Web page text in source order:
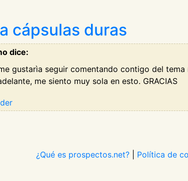
cápsulas duras
dice:
gustarìa seguir comentando contigo del
me siento muy sola en esto. GRACIAS
¿Qué es prospectos.net?| Política de